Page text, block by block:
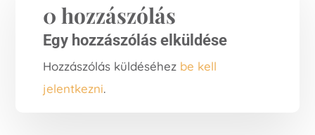
0 hozzászólás
Egy hozzászólás elküldése
Hozzászólás küldéséhez be kell
jelentkezni.